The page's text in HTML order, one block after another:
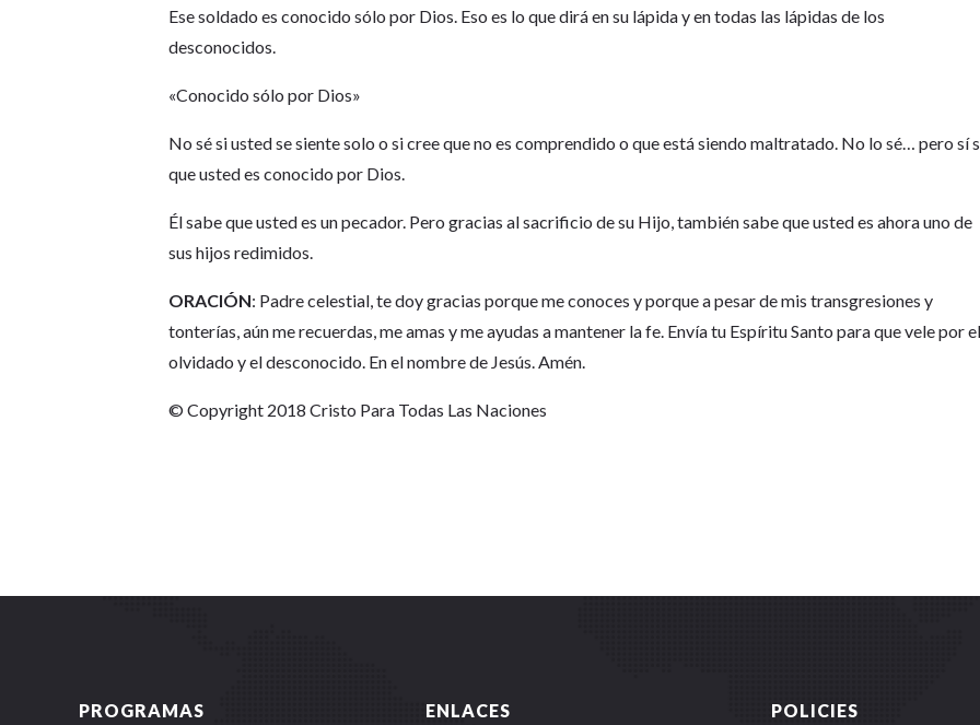
Ese soldado es conocido sólo por Dios. Eso es lo que dirá en su lápida y en todas las lápidas de los
desconocidos.
«Conocido sólo por Dios»
No sé si usted se siente solo o si cree que no es comprendido o que está siendo maltratado. No lo sé… pero sí
que usted es conocido por Dios.
Él sabe que usted es un pecador. Pero gracias al sacrificio de su Hijo, también sabe que usted es ahora uno de
sus hijos redimidos.
ORACIÓN: Padre celestial, te doy gracias porque me conoces y porque a pesar de mis transgresiones y
tonterías, aún me recuerdas, me amas y me ayudas a mantener la fe. Envía tu Espíritu Santo para que vele por
olvidado y el desconocido. En el nombre de Jesús. Amén.
© Copyright 2018 Cristo Para Todas Las Naciones
PROGRAMAS ENLACES POLICIES